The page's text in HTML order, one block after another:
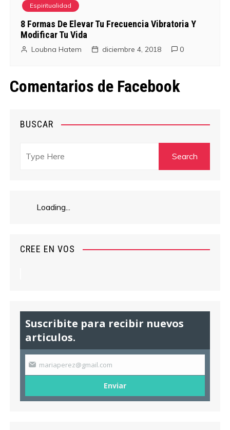
Espiritualidad
8 Formas De Elevar Tu Frecuencia Vibratoria Y
Modificar Tu Vida
Loubna Hatem diciembre 4, 2018 0
Comentarios de Facebook
BUSCAR
Loading...
CREE EN VOS
Suscribite para recibir nuevos
articulos.
mariaperez@gmail.com
Enviar